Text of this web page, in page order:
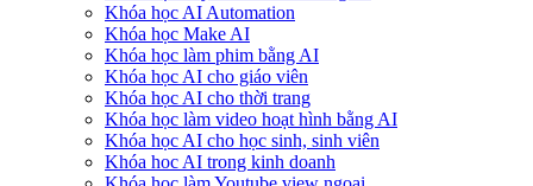
Khóa học AI Automation
Khóa học Make AI
Khóa học làm phim bằng AI
Khóa học AI cho giáo viên
Khóa học AI cho thời trang
Khóa học làm video hoạt hình bằng AI
Khóa học AI cho học sinh, sinh viên
Khóa hoc AI trong kinh doanh